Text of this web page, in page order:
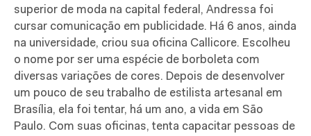
superior de moda na capital federal, Andressa foi
cursar comunicação em publicidade. Há 6 anos, ainda
na universidade, criou sua oficina Callicore. Escolheu
o nome por ser uma espécie de borboleta com
diversas variações de cores. Depois de desenvolver
um pouco de seu trabalho de estilista artesanal em
Brasília, ela foi tentar, há um ano, a vida em São
Paulo. Com suas oficinas, tenta capacitar pessoas de